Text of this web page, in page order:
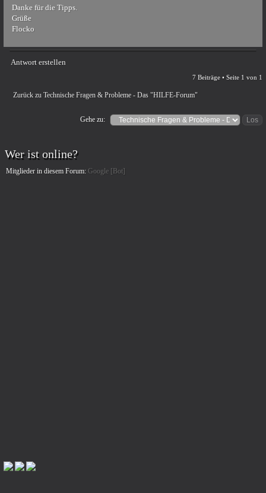
Danke für die Tipps.
Grüße
Flocko
Antwort erstellen
7 Beiträge • Seite 1 von 1
Zurück zu Technische Fragen & Probleme - Das "HILFE-Forum"
Gehe zu:
Wer ist online?
Mitglieder in diesem Forum: Google [Bot]